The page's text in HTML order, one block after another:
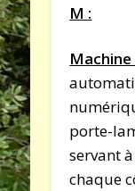
M :
porte-
servant
chaque